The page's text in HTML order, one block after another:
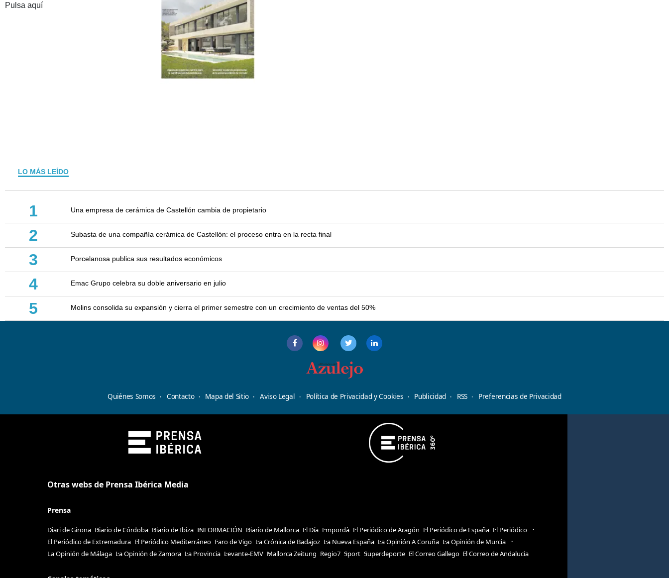
Pulsa aquí
LO MÁS LEÍDO
1 Una empresa de cerámica de Castellón cambia de propietario
2 Subasta de una compañía cerámica de Castellón: el proceso entra en la recta final
3 Porcelanosa publica sus resultados económicos
4 Emac Grupo celebra su doble aniversario en julio
5 Molins consolida su expansión y cierra el primer semestre con un crecimiento de ventas del 50%
Quiénes Somos Contacto Mapa del Sitio Aviso Legal Política de Privacidad y Cookies Publicidad RSS Preferencias de Privacidad
Otras webs de Prensa Ibérica Media
Prensa
Diari de Girona Diario de Córdoba Diario de Ibiza INFORMACIÓN Diario de Mallorca El Día Empordà El Periódico de Aragón El Periódico de España El Periódico
El Periódico de Extremadura El Periódico Mediterráneo Faro de Vigo La Crónica de Badajoz La Nueva España La Opinión A Coruña La Opinión de Murcia
La Opinión de Málaga La Opinión de Zamora La Provincia Levante-EMV Mallorca Zeitung Regio7 Sport Superdeporte El Correo Gallego El Correo de Andalucia